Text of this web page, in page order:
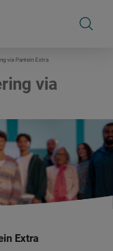
via Pantein Extra
via
Extra